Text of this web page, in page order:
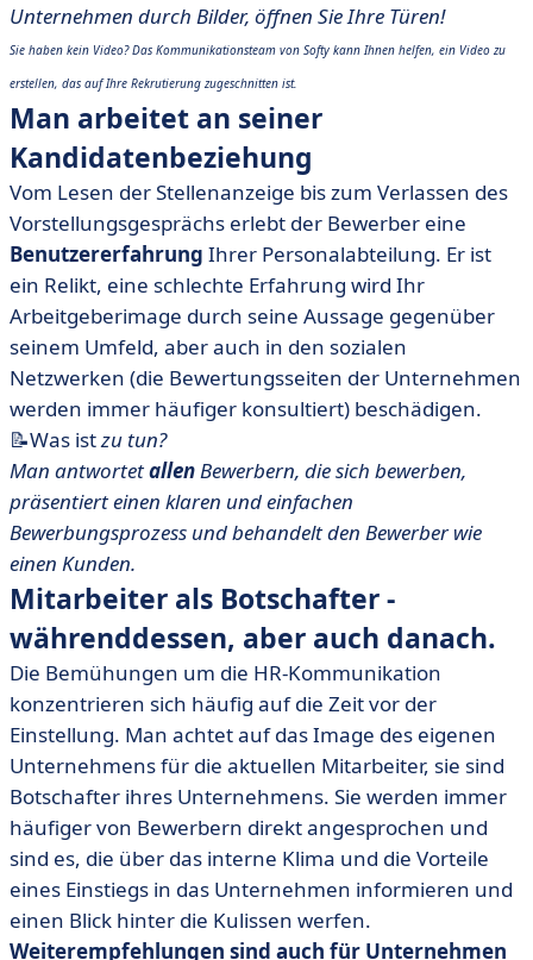
Unternehmen durch Bilder, öffnen Sie Ihre Türen!
Sie haben kein Video? Das Kommunikationsteam von Softy kann Ihnen helfen, ein Video zu
erstellen, das auf Ihre Rekrutierung zugeschnitten ist.
Man arbeitet an seiner
Kandidatenbeziehung
Vom Lesen der Stellenanzeige bis zum Verlassen des
Vorstellungsgesprächs erlebt der Bewerber eine
Benutzererfahrung Ihrer Personalabteilung. Er ist
ein Relikt, eine schlechte Erfahrung wird Ihr
Arbeitgeberimage durch seine Aussage gegenüber
seinem Umfeld, aber auch in den sozialen
Netzwerken (die Bewertungsseiten der Unternehmen
werden immer häufiger konsultiert) beschädigen.
📝Was istzu tun?
Man antwortetallenBewerbern, die sich bewerben,
präsentiert einen klaren und einfachen
Bewerbungsprozess und behandelt den Bewerber wie
einen Kunden.
Mitarbeiter als Botschafter -
währenddessen, aber auch danach.
Die Bemühungen um die HR-Kommunikation
konzentrieren sich häufig auf die Zeit vor der
Einstellung. Man achtet auf das Image des eigenen
Unternehmens für die aktuellen Mitarbeiter, sie sind
Botschafter ihres Unternehmens. Sie werden immer
häufiger von Bewerbern direkt angesprochen und
sind es, die über das interne Klima und die Vorteile
eines Einstiegs in das Unternehmen informieren und
einen Blick hinter die Kulissen werfen.
Weiterempfehlungen sind auch für Unternehmen